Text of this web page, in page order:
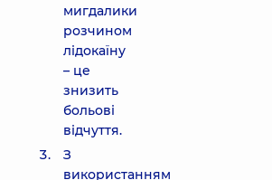
мигдалики
розчином
лідокаїну
– це
знизить
больові
відчуття.
З
використанням